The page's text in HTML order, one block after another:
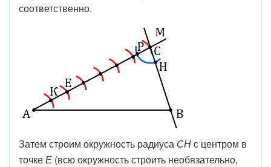
соответственно.
Затем строим окружность радиуса СНс центром в
точкеЕ (всю окружность строить необязательно,